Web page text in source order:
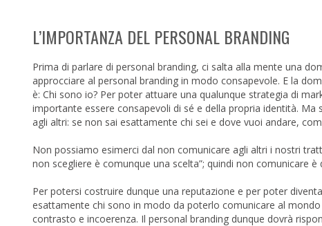
L’IMPORTANZA DEL PERSONAL BRANDING
Prima di parlare di personal branding, ci salta alla mente una
approcciare al personal branding in modo consapevole. E la
è: Chi sono io? Per poter attuare una qualunque strategia di
importante essere consapevoli di sé e della propria identità.
agli altri: se non sai esattamente chi sei e dove vuoi andare,
Non possiamo esimerci dal non comunicare agli altri i nostri
non scegliere è comunque una scelta”; quindi non comunicare è
Per potersi costruire dunque una reputazione e per poter
esattamente chi sono in modo da poterlo comunicare al
contrasto e incoerenza. Il personal branding dunque dovrà